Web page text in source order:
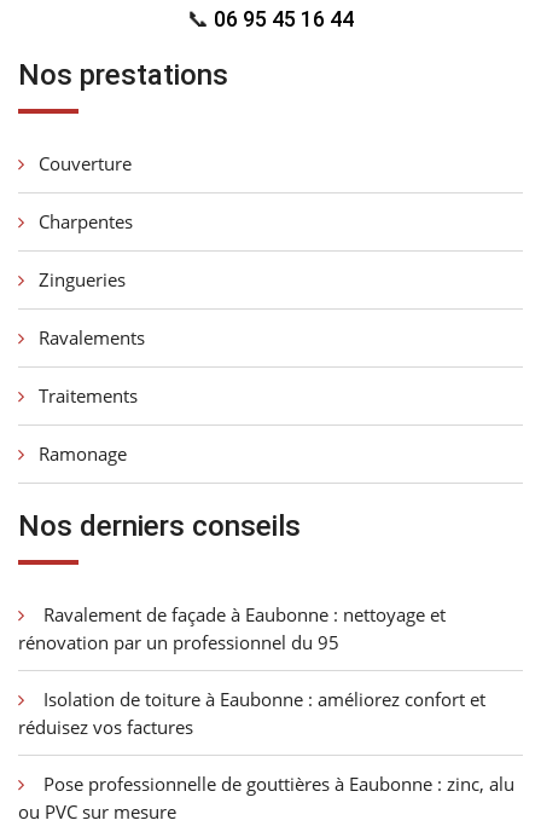
📞 06 95 45 16 44
Nos prestations
Couverture
Charpentes
Zingueries
Ravalements
Traitements
Ramonage
Nos derniers conseils
Ravalement de façade à Eaubonne : nettoyage et
rénovation par un professionnel du 95
Isolation de toiture à Eaubonne : améliorez confort et
réduisez vos factures
Pose professionnelle de gouttières à Eaubonne : zinc, alu
ou PVC sur mesure